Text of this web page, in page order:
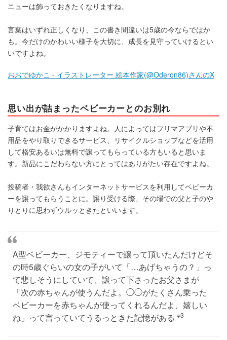
ニューは飾っておきたくなりますね。
言葉はいずれ正しくなり、この書き間違いは5歳の今ならではか
も。今だけのかわいい様子を大切に、成長を見守っていけるとい
いですよね。
おおでゆかこ - イラストレーター 絵本作家(@Oderon86)さんのX
思い出が詰まったベビーカーとのお別れ
子育てはお金がかかりますよね。人によってはフリマアプリや不
用品をやり取りできるサービス、リサイクルショップなどを活用
して格安あるいは無料で譲ってもらっている方もいると思いま
す。新品にこだわらない方にとってはありがたい存在ですよね。
投稿者・我欲さんもインターネットサービスを利用してベビーカ
ーを譲ってもらうことに。譲り受ける際、その場での父と子のや
りとりに思わずウルッときたといいます。
A型ベビーカー、ジモティーで譲って頂いたんだけどそ
の時5歳ぐらいの女の子がいて「…あげちゃうの？」っ
て悲しそうにしていて、譲って下さったお父さまが
「次の赤ちゃんが使うんだよ。◯◯がたくさん乗った
ベビーカーを赤ちゃんが使ってくれるんだよ、嬉しい
ね」って言っていてうるっときた記憶がある ※3